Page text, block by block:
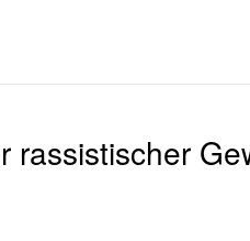
rassistischer